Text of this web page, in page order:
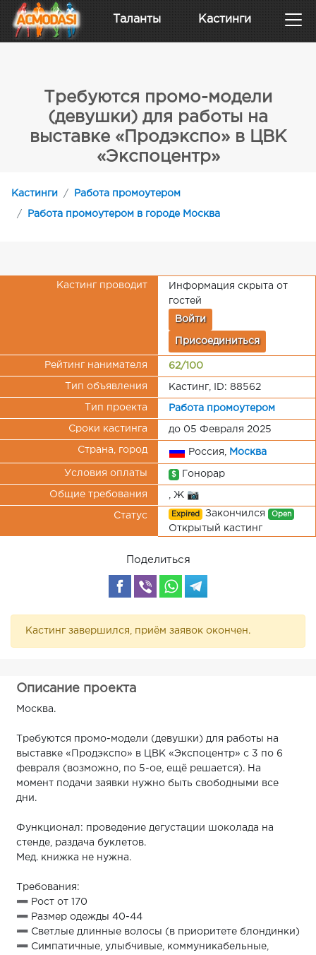
Таланты Кастинги
Требуются промо-модели
(девушки) для работы на
выставке «Продэкспо» в ЦВК
«Экспоцентр»
Кастинги Работа промоутером
Работа промоутером в городе Москва
Кастинг проводит
Информация скрыта от
гостей
Войти
Присоединиться
Рейтинг нанимателя 62/100
Тип объявления Кастинг, ID: 88562
Тип проекта Работа промоутером
Сроки кастинга до 05 Февраля 2025
Страна, город Россия, Москва
Условия оплаты $ Гонорар
Общие требования , Ж 📷
Статус Expired Закончился Open
Открытый кастинг
Поделиться
Кастинг завершился, приём заявок окончен.
Описание проекта
Москва.
Требуются промо-модели (девушки) для работы на
выставке «Продэкспо» в ЦВК «Экспоцентр» с 3 по 6
февраля (возможно, по 5-ое, ещё решается). На
момент подачи заявки нужно быть свободными все
дни.
Функционал: проведение дегустации шоколада на
стенде, раздача буклетов.
Мед. книжка не нужна.
Требования:
➖ Рост от 170
➖ Размер одежды 40-44
➖ Светлые длинные волосы (в приоритете блондинки)
➖ Симпатичные, улыбчивые, коммуникабельные,